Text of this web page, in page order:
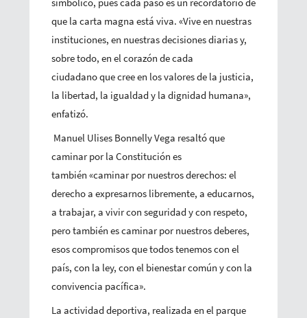
que la carta magna está viva. «Vive en nuestras
instituciones, en nuestras decisiones diarias y,
sobre todo, en el corazón de cada
ciudadano que cree en los valores de la justicia,
la libertad, la igualdad y la dignidad humana»,
enfatizó.
Manuel Ulises Bonnelly Vega resaltó que
caminar por la Constitución es
también «caminar por nuestros derechos: el
derecho a expresarnos libremente, a educarnos,
a trabajar, a vivir con seguridad y con respeto,
pero también es caminar por nuestros deberes,
esos compromisos que todos tenemos con el
país, con la ley, con el bienestar común y con la
convivencia pacífica».
La actividad deportiva, realizada en el parque